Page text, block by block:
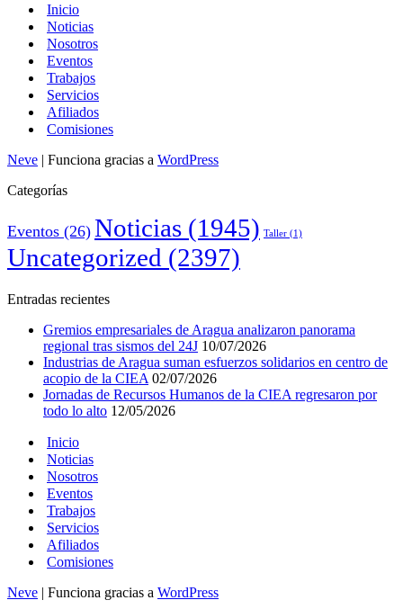
Inicio
Noticias
Nosotros
Eventos
Trabajos
Servicios
Afiliados
Comisiones
Neve | Funciona gracias a WordPress
Categorías
Eventos (26) Noticias (1945) Taller (1)
Uncategorized (2397)
Entradas recientes
Gremios empresariales de Aragua analizaron panorama
regional tras sismos del 24J 10/07/2026
Industrias de Aragua suman esfuerzos solidarios en centro de
acopio de la CIEA 02/07/2026
Jornadas de Recursos Humanos de la CIEA regresaron por
todo lo alto 12/05/2026
Inicio
Noticias
Nosotros
Eventos
Trabajos
Servicios
Afiliados
Comisiones
Neve | Funciona gracias a WordPress